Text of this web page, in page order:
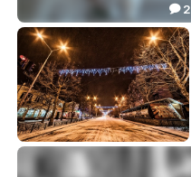
 Об авторе
After all...
10.29
 2
Ночные огни...
6.52